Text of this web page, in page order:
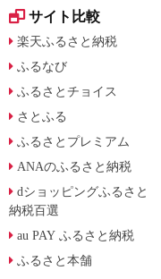
サイト比較
楽天ふるさと納税
ふるなび
ふるさとチョイス
さとふる
ふるさとプレミアム
ANAのふるさと納税
dショッピングふるさと
納税百選
au PAY ふるさと納税
ふるさと本舗